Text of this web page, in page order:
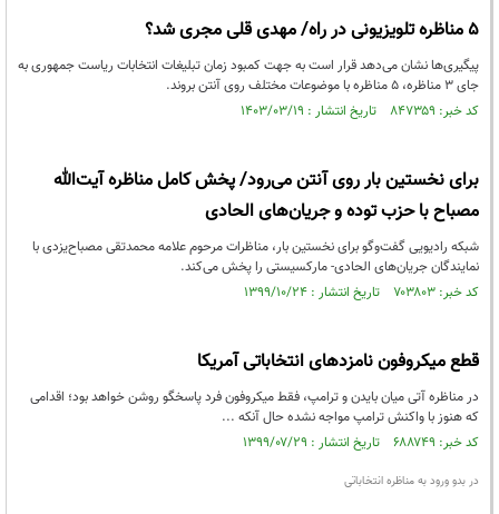
۵ مناظره تلویزیونی در راه/ مهدی قلی مجری شد؟
پیگیری‌ها نشان می‌دهد قرار است به جهت کمبود زمان تبلیغات انتخابات ریاست جمهوری به
جای ۳ مناظره، ۵ مناظره با موضوعات مختلف روی آنتن بروند.
کد خبر: ۸۴۷۳۵۹ تاریخ انتشار : ۱۴۰۳/۰۳/۱۹
برای نخستین بار روی آنتن می‌رود/ پخش کامل مناظره آیت‌الله
مصباح‌ با حزب توده و جریان‌های الحادی
شبکه رادیویی گفت‌وگو برای نخستین بار، مناظرات مرحوم علامه محمدتقی مصباح‌یزدی با
نمایندگان جریان‌های الحادی- مارکسیستی را پخش می‌کند.
کد خبر: ۷۰۳۸۰۳ تاریخ انتشار : ۱۳۹۹/۱۰/۲۴
قطع میکروفون نامزدهای انتخاباتی آمریکا
در مناظره آتی میان بایدن و ترامپ، فقط میکروفون فرد پاسخگو روشن خواهد بود؛ اقدامی
که هنوز با واکنش ترامپ مواجه نشده حال آنکه ...
کد خبر: ۶۸۸۷۴۹ تاریخ انتشار : ۱۳۹۹/۰۷/۲۹
در بدو ورود به مناظره انتخاباتی